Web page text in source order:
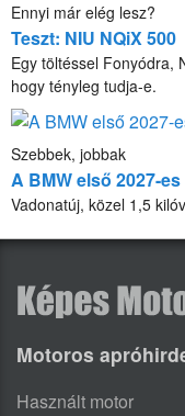
Ennyi már elég lesz?
Teszt: NIU NQiX 500
Egy töltéssel Fonyódra,
hogy tényleg tudja-e.
Szebbek, jobbak
A BMW első 2027-
Vadonatúj, közel 1,5
Motoros
Használt motor